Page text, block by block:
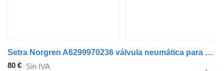
Setra Norgren A6299970236 válvula neumática para Setra 415 hd autobús
80 € Sin IVA